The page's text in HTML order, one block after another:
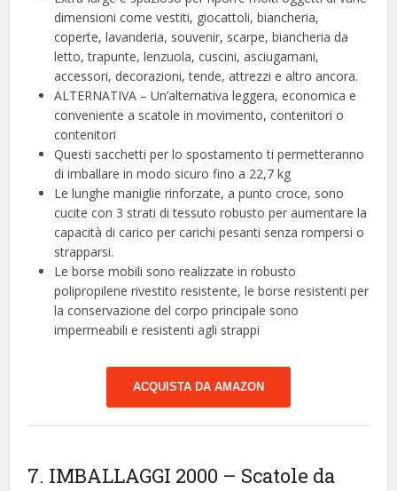
dimensioni come vestiti, giocattoli, biancheria,
coperte, lavanderia, souvenir, scarpe, biancheria da
letto, trapunte, lenzuola, cuscini, asciugamani,
accessori, decorazioni, tende, attrezzi e altro ancora.
ALTERNATIVA – Un’alternativa leggera, economica e
conveniente a scatole in movimento, contenitori o
contenitori
Questi sacchetti per lo spostamento ti permetteranno
di imballare in modo sicuro fino a 22,7 kg
Le lunghe maniglie rinforzate, a punto croce, sono
cucite con 3 strati di tessuto robusto per aumentare la
capacità di carico per carichi pesanti senza rompersi o
strapparsi.
Le borse mobili sono realizzate in robusto
polipropilene rivestito resistente, le borse resistenti per
la conservazione del corpo principale sono
impermeabili e resistenti agli strappi
ACQUISTA DA AMAZON
7. IMBALLAGGI 2000 – Scatole da